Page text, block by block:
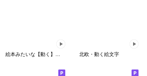
絵本みたいな【動く】つかえるうさイチゴ 北欧・動く絵文字